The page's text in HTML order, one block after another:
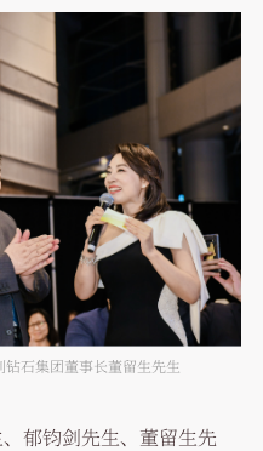
石集团董事长董留生先生
郁钧剑先生、董留生先